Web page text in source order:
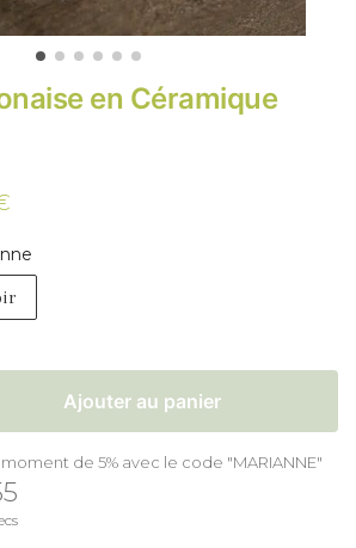
en Céramique
Ajouter au panier
de 5% avec le code "MARIANNE"